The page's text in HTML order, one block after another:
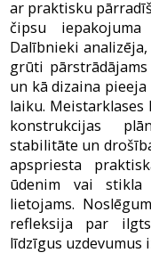
ar praktisku
čipsu
Dalībnieki
grūti
un kā dizaina
laiku.
konstrukcijas
stabilitāte un
apspriesta
ūdenim vai
lietojams.
refleksija par
līdzīgus uzdevumus